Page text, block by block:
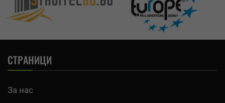
СТРАНИЦИ
За нас